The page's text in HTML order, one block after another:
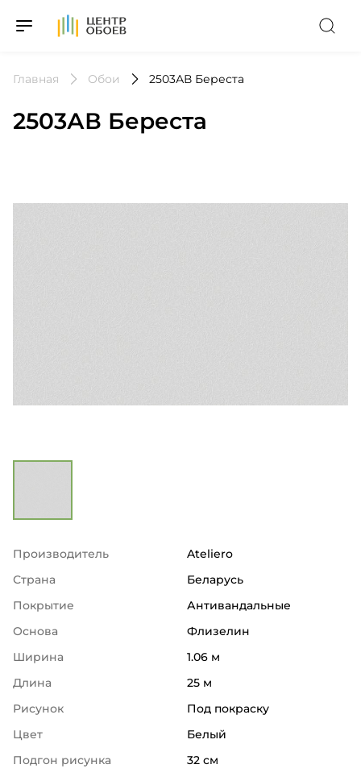
На Главную
Главная Обои 2503АВ Береста
2503АВ Береста
Производитель
Ateliero
Страна
Беларусь
Покрытие
Антивандальные
Основа
Флизелин
Ширина
1.06 м
Длина
25 м
Рисунок
Под покраску
Цвет
Белый
Подгон рисунка
32 см